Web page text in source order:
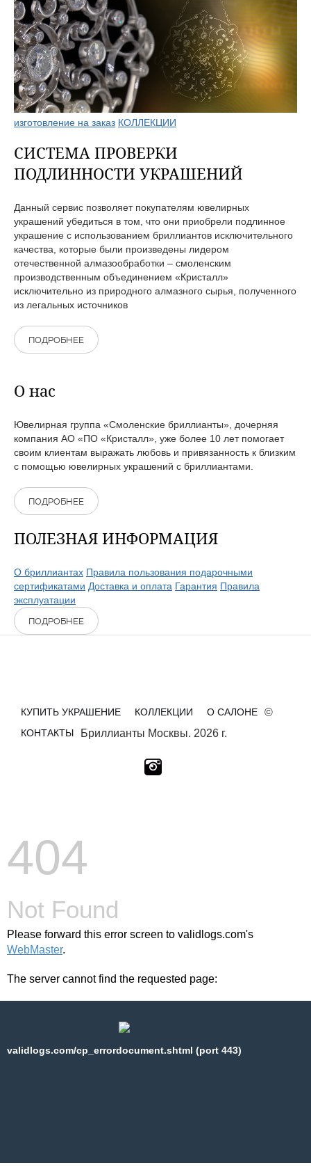
изготовление на заказ КОЛЛЕКЦИИ
СИСТЕМА ПРОВЕРКИ
ПОДЛИННОСТИ УКРАШЕНИЙ
Данный сервис позволяет покупателям ювелирных
украшений убедиться в том, что они приобрели подлинное
украшение с использованием бриллиантов исключительного
качества, которые были произведены лидером
отечественной алмазообработки – смоленским
производственным объединением «Кристалл»
исключительно из природного алмазного сырья, полученного
из легальных источников
ПОДРОБНЕЕ
О нас
Ювелирная группа «Смоленские бриллианты», дочерняя
компания АО «ПО «Кристалл», уже более 10 лет помогает
своим клиентам выражать любовь и привязанность к близким
с помощью ювелирных украшений с бриллиантами.
ПОДРОБНЕЕ
ПОЛЕЗНАЯ ИНФОРМАЦИЯ
О бриллиантах Правила пользования подарочными
сертификатами Доставка и оплата Гарантия Правила
эксплуатации
ПОДРОБНЕЕ
КУПИТЬ УКРАШЕНИЕ КОЛЛЕКЦИИ
О САЛОНЕ
КОНТАКТЫ
©
Бриллианты Москвы. 2026 г.
404
Not Found
Please forward this error screen to validlogs.com's
WebMaster.
The server cannot find the requested page:
validlogs.com/cp_errordocument.shtml (port 443)